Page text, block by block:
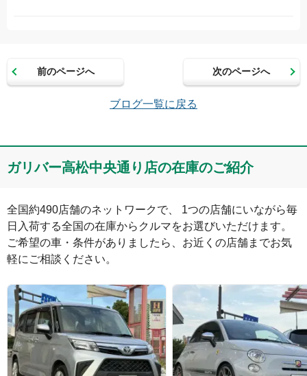
メールアドレス（半角英数）
コメント
絵文字は投稿時に削除します 0文字/140文字
Captcha
前のページへ 次のページへ
ブログ一覧に戻る
ガリバー高松中央通り店の在庫のご紹介
全国約490店舗のネットワークで、 1つの店舗にいながら毎
日入荷する全国の在庫からクルマをお選びいただけます。
ご希望の車・条件がありましたら、お近くの店舗までお気
軽にご相談ください。